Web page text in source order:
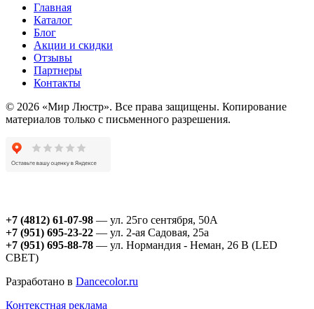
Главная
Каталог
Блог
Акции и скидки
Отзывы
Партнеры
Контакты
© 2026 «Мир Люстр». Все права защищены. Копирование
материалов только с письменного разрешения.
+7 (4812) 61-07-98 — ул. 25го сентября, 50А
+7 (951) 695-23-22 — ул. 2-ая Садовая, 25а
+7 (951) 695-88-78 — ул. Нормандия - Неман, 26 В (LED
СВЕТ)
Разработано в Dancecolor.ru
Контекстная реклама